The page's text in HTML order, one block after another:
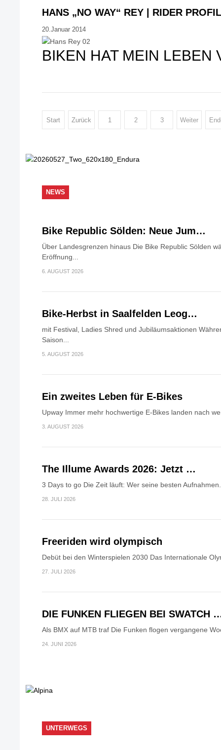
HANS „NO WAY“ REY | RIDER
20.Januar 2014
BIKEN HAT MEIN LEBEN
Start Zurück 1 2 3 Weiter
NEWS
Bike Republic Sölden: Neue Jum…
Über Landesgrenzen hinaus Die Bike Republic Sölden
Eröffnung...
6. AUGUST 2026
Bike-Herbst in Saalfelden Leog…
mit Festival, Ladies Shred und Jubiläumsaktionen
Saison...
5. AUGUST 2026
Ein zweites Leben für E-Bikes
Upway Immer mehr hochwertige E-Bikes landen nach
3. AUGUST 2026
The Illume Awards 2026: Jetzt …
3 Days to go Die Zeit läuft: Wer seine besten
28. JULI 2026
Freeriden wird olympisch
Debüt bei den Winterspielen 2030 Das Internationale
27. JULI 2026
DIE FUNKEN FLIEGEN BEI SWATCH
Als BMX auf MTB traf Die Funken flogen vergangene
24. JUNI 2026
UNTERWEGS